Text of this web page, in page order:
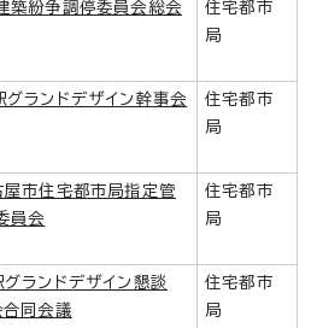
築紛争調停委員会総会
住宅都市
局
ランドデザイン幹事会
住宅都市
局
市住宅都市局指定管
員会
住宅都市
局
ランドデザイン懇談
合同会議
住宅都市
局